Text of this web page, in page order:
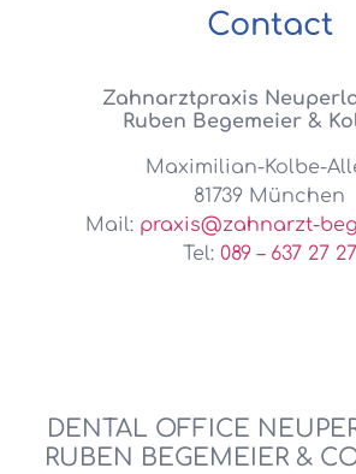
Contact
Zahnarztpraxis
Ruben Begemeier &
Maximilian-Kolbe-
81739 München
Mail: praxis@zahnarzt-
Tel: 089 – 637 27 27
DENTAL OFFICE
RUBEN BEGEMEIER &